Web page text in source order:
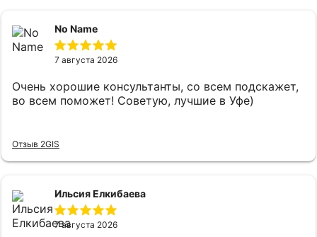
No Name
7 августа 2026
Очень хорошие консультанты, со всем подскажет,
во всем поможет! Советую, лучшие в Уфе)
Отзыв 2GIS
Ильсия Елкибаева
7 августа 2026